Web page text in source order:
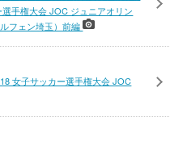
手権大会 JOC ジュニアオリン
フェン埼玉）前編
女子サッカー選手権大会 JOC